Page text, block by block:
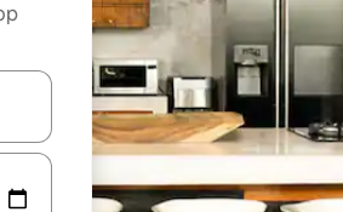
een keuze met je de pijltjestoetsen